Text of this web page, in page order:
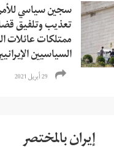
سجين سياسي
تعذيب وتلفيق
ممتلكات عائلات
السياسيين
29 أبريل 2021
إيران بالمختصر